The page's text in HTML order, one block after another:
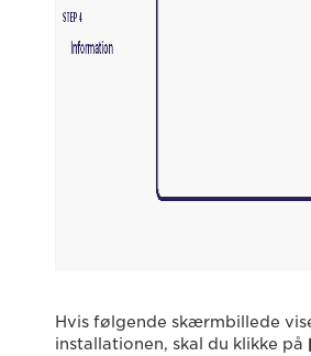
Hvis følgende skærmbillede
installationen, skal du klikke på